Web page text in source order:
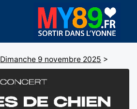
Dimanche 9 novembre 2025 >